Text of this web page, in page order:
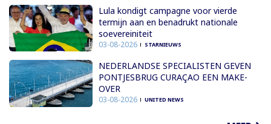
Lula kondigt campagne voor vierde
termijn aan en benadrukt nationale
soevereiniteit
03-08-2026 STARNIEUWS
NEDERLANDSE SPECIALISTEN GEVEN
PONTJESBRUG CURAÇAO EEN MAKE-
OVER
03-08-2026 UNITED NEWS